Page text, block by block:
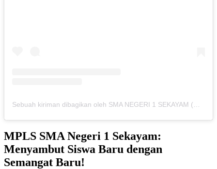
MPLS SMA Negeri 1 Sekayam:
Menyambut Siswa Baru dengan
Semangat Baru!